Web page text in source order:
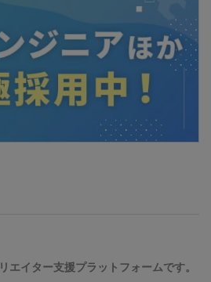
エイター支援プラットフォームです。